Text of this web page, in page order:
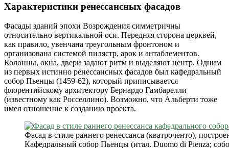
Характеристики ренессансных фасадов
Фасады зданий эпохи Возрождения симметричны
относительно вертикальной оси. Передняя сторона церквей,
как правило, увенчана треугольным фронтоном и
организована системой пилястр, арок и антаблементов.
Колонны, окна, двери задают ритм и выделяют центр. Одним
из первых истинно ренессансных фасадов был кафедральный
собор Пьенцы (1459-62), который приписывается
флорентийскому архитектору Бернардо Гамбарелли
(известному как Росселлино). Возможно, что Альберти тоже
имел отношение к созданию проекта.
Фасад в стиле раннего ренессанса (кватроченто),
Кафедральный собор Пьенцы (итал. Duomo di Pienza;